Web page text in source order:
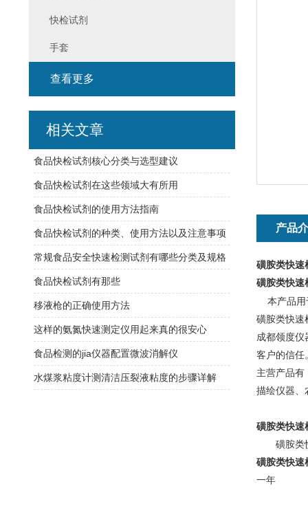
产品
磺胺类快速
磺胺类快速
本产品
磺胺类快速
成都领度仪
客户的信任
主营产品有
描绘仪器、
磺胺类快速
磺胺类
磺胺类快速
一年
快检试剂
手套
查看更多
相关文章
食品快检试剂核心分类与选型建议
食品快检试剂在这些领域大有所用
食品快检试剂的使用方法指南
食品快检试剂的种类、使用方法以及注意事项
常规食品安全快速检测试剂有哪些分类及规格
食品快检试剂有那些
移液枪的正确使用方法
这样的氨氮快速测定仪用起来真的很安心
食品检测的jia仪器配置微波消解仪
水煤浆粘度计测清洁压裂液粘度的步骤详解